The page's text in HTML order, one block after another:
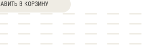
В КОРЗИНУ